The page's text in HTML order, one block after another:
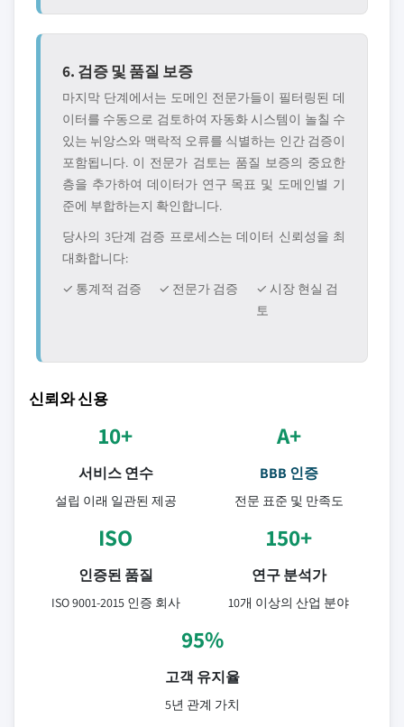
6. 검증 및 품질 보증
마지막 단계에서는 도메인 전문가들이 필터링된 데
이터를 수동으로 검토하여 자동화 시스템이 놀칠 수
있는 뉘앙스와 맥락적 오류를 식별하는 인간 검증이
포함됩니다. 이 전문가 검토는 품질 보증의 중요한
층을 추가하여 데이터가 연구 목표 및 도메인별 기
준에 부합하는지 확인합니다.
당사의 3단계 검증 프로세스는 데이터 신뢰성을 최
대화합니다:
✓ 통계적 검증
✓ 전문가 검증
✓ 시장 현실 검
토
신뢰와 신용
10+
서비스 연수
설립 이래 일관된 제공
A+
BBB 인증
전문 표준 및 만족도
ISO
인증된 품질
ISO 9001-2015 인증 회사
150+
연구 분석가
10개 이상의 산업 분야
95%
고객 유지율
5년 관계 가치